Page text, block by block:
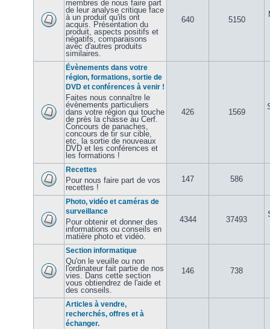
membres de nous faire part
de leur analyse critique face
à un produit qu'ils ont
acquis. Présentation du
produit, aspects positifs et
négatifs, comparaisons
avec d'autres produits
similaires.
640 5150
Évènements dans votre
région, formations, sortie de
DVD et conférences à venir !
Faites nous connaître le
évènements particuliers
dans votre région qui touche
de près la chasse au Cerf.
Concours de panaches,
concours de tir sur cible,
etc, la sortie de nouveaux
DVD et les conférences et
les formations !
426 1569
Recettes
Pour nous faire part de vos
recettes !
147 586
Photo, vidéo et caméras de
surveillance
Pour obtenir et donner des
informations ou conseils en
matière photo et vidéo.
4344 37493
Section informatique
Qu'on le veuille ou non
l'ordinateur fait partie de nos
vies. Dans cette section
vous obtiendrez de l'aide et
des conseils.
146 738
Articles à vendre,
recherchés, offres et à
échanger.